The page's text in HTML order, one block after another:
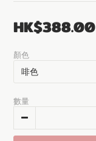
HK$388.00
顏色
數量